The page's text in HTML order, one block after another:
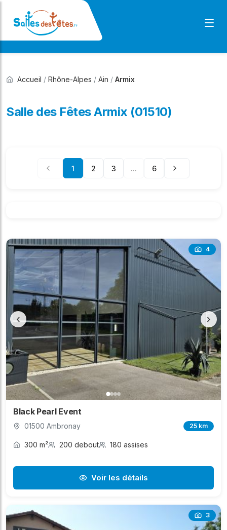
Accueil / Rhône-Alpes / Ain / Armix
Salle des Fêtes Armix (01510)
1 2 3 ... 6
4
‹ ›
Black Pearl Event
01500 Ambronay 25 km
300 m² 200 debout 180 assises
Voir les détails
3